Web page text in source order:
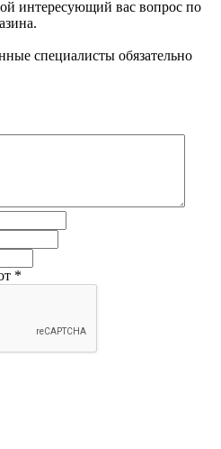
интересующий вас вопрос по
специалисты обязательно
*